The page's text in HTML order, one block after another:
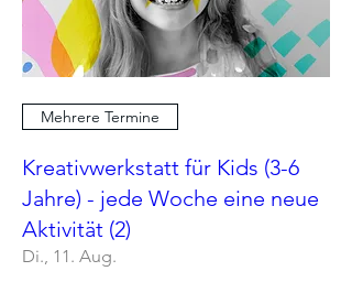
Mehrere Termine
Kreativwerkstatt für Kids (3-6
Jahre) - jede Woche eine neue
Aktivität (2)
Di., 11. Aug.